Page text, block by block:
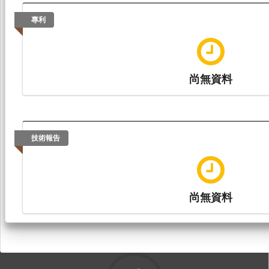
專利
尚無資料
技術報告
尚無資料